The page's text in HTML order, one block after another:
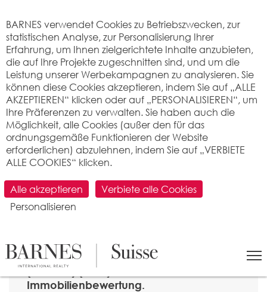
SUCHEN
>Immobilienpreis pro m2
Was ist der Preis pro Quadratmeter für
eine Wohnung oder ein Haus in Fey
(Nendaz) (1996) ?
Immobilienbewertung.
BARNES verwendet Cookies zu Betriebszwecken, zur
statistischen Analyse, zur Personalisierung Ihrer
Erfahrung, um Ihnen zielgerichtete Inhalte anzubieten,
die auf Ihre Projekte zugeschnitten sind, und um die
Leistung unserer Werbekampagnen zu analysieren. Sie
können diese Cookies akzeptieren, indem Sie auf „ALLE
AKZEPTIEREN“ klicken oder auf „PERSONALISIEREN“, um
Ihre Präferenzen zu verwalten. Sie haben auch die
Möglichkeit, alle Cookies (außer den für das
ordnungsgemäße Funktionieren der Website
erforderlichen) abzulehnen, indem Sie auf „VERBIETE
ALLE COOKIES“ klicken.
Alle akzeptieren
Verbiete alle Cookies
Personalisieren